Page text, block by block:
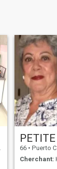
PETITE
66 • Puerto
Cherchant: